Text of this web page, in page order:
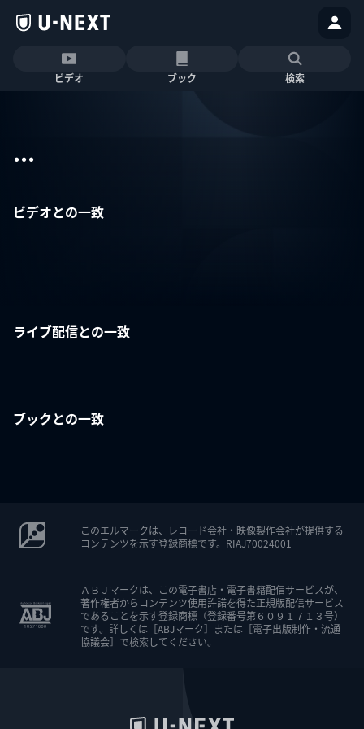
ビデオ ブック 検索
...
ビデオとの一致
ライブ配信との一致
ブックとの一致
このエルマークは、レコード会社・映像製作会社が提供する
コンテンツを示す登録商標です。RIAJ70024001
ＡＢＪマークは、この電子書店・電子書籍配信サービスが、
著作権者からコンテンツ使用許諾を得た正規版配信サービス
であることを示す登録商標（登録番号第６０９１７１３号）
です。詳しくは［ABJマーク］または［電子出版制作・流通
協議会］で検索してください。